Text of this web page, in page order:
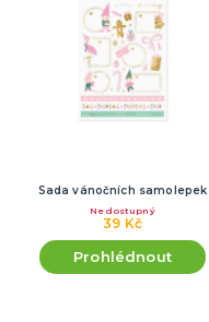
Sada vánočních samolepek
39 Kč
Nedostupný
Prohlédnout